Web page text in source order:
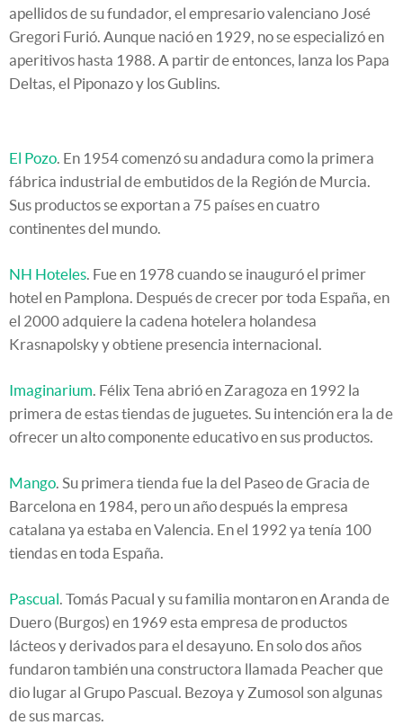
apellidos de su fundador, el empresario valenciano José
Gregori Furió. Aunque nació en 1929, no se especializó en
aperitivos hasta 1988. A partir de entonces, lanza los Papa
Deltas, el Piponazo y los Gublins.
El Pozo. En 1954 comenzó su andadura como la primera
fábrica industrial de embutidos de la Región de Murcia.
Sus productos se exportan a 75 países en cuatro
continentes del mundo.
NH Hoteles. Fue en 1978 cuando se inauguró el primer
hotel en Pamplona. Después de crecer por toda España, en
el 2000 adquiere la cadena hotelera holandesa
Krasnapolsky y obtiene presencia internacional.
Imaginarium. Félix Tena abrió en Zaragoza en 1992 la
primera de estas tiendas de juguetes. Su intención era la de
ofrecer un alto componente educativo en sus productos.
Mango. Su primera tienda fue la del Paseo de Gracia de
Barcelona en 1984, pero un año después la empresa
catalana ya estaba en Valencia. En el 1992 ya tenía 100
tiendas en toda España.
Pascual. Tomás Pacual y su familia montaron en Aranda de
Duero (Burgos) en 1969 esta empresa de productos
lácteos y derivados para el desayuno. En solo dos años
fundaron también una constructora llamada Peacher que
dio lugar al Grupo Pascual. Bezoya y Zumosol son algunas
de sus marcas.